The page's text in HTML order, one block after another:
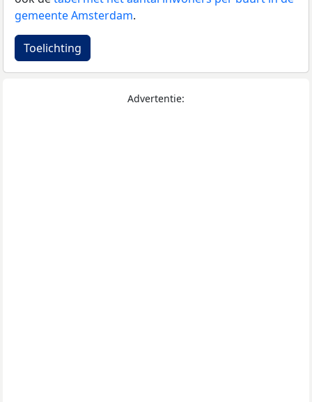
gemeente Amsterdam.
Toelichting
Advertentie: